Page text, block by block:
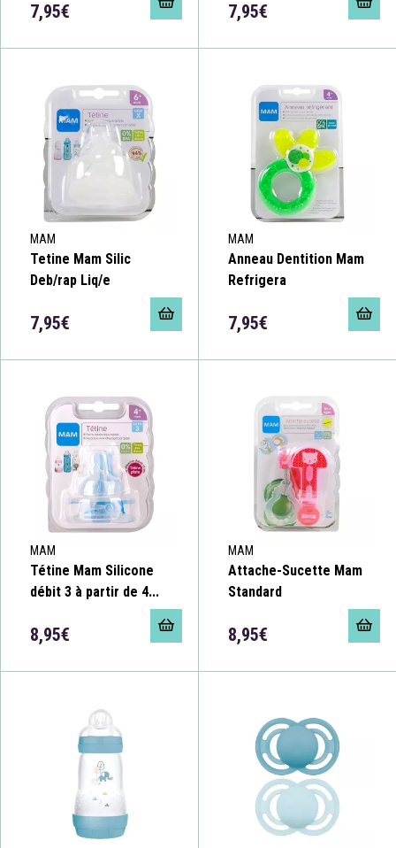
7,95€ 7,95€
MAM
Tetine Mam Silic
Deb/rap Liq/e
7,95€
MAM
Anneau Dentition Mam
Refrigera
7,95€
MAM
Tétine Mam Silicone
débit 3 à partir de 4...
8,95€
MAM
Attache-Sucette Mam
Standard
8,95€